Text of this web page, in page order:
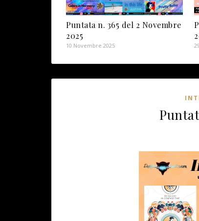
Puntata n. 365 del 2 Novembre
2025
10 Novembre 2025